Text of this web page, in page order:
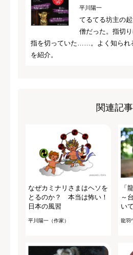
平川陽一
てるてる坊主の
僧だった。指切
指を切っていた……。よく知られ
を紹介。
関連記事
なぜカミナリさまはヘソを
とるのか？ 本当は怖い！
日本の風習
平川陽一（作家）
「
～
い
龍羽